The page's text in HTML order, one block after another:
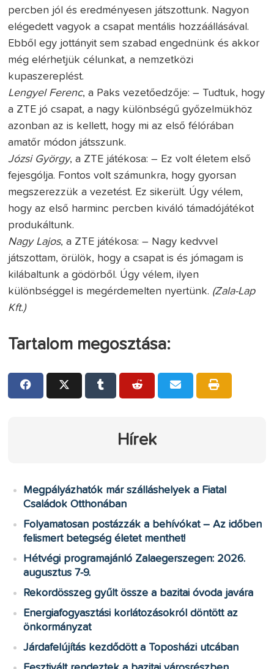
percben jól és eredményesen játszottunk. Nagyon
elégedett vagyok a csapat mentális hozzáállásával.
Ebből egy jottányit sem szabad engednünk és akkor
még elérhetjük célunkat, a nemzetközi
kupaszereplést.
Lengyel Ferenc, a Paks vezetőedzője: – Tudtuk, hogy
a ZTE jó csapat, a nagy különbségű győzelmükhöz
azonban az is kellett, hogy mi az első félórában
amatőr módon játsszunk.
Józsi György, a ZTE játékosa: – Ez volt életem első
fejesgólja. Fontos volt számunkra, hogy gyorsan
megszerezzük a vezetést. Ez sikerült. Úgy vélem,
hogy az első harminc percben kiváló támadójátékot
produkáltunk.
Nagy Lajos, a ZTE játékosa: – Nagy kedvvel
játszottam, örülök, hogy a csapat is és jómagam is
kilábaltunk a gödörből. Úgy vélem, ilyen
különbséggel is megérdemelten nyertünk. (Zala-Lap
Kft.)
Tartalom megosztása:
Hírek
Megpályázhatók már szálláshelyek a Fiatal
Családok Otthonában
Folyamatosan postázzák a behívókat – Az időben
felismert betegség életet menthet!
Hétvégi programajánló Zalaegerszegen: 2026.
augusztus 7-9.
Rekordösszeg gyűlt össze a bazitai óvoda javára
Energiafogyasztási korlátozásokról döntött az
önkormányzat
Járdafelújítás kezdődött a Toposházi utcában